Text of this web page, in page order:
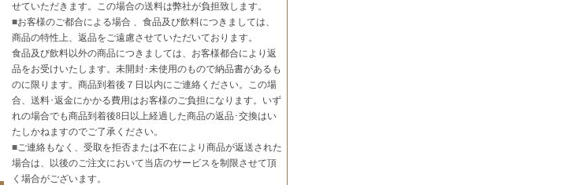
せていただきます。この場合の送料は弊社が負担致します。
■お客様のご都合による場合 、食品及び飲料につきましては、
商品の特性上、返品をご遠慮させていただいております。
食品及び飲料以外の商品につきましては、お客様都合により返
品をお受けいたします。未開封･未使用のもので納品書があるも
のに限ります。商品到着後７日以内にご連絡ください。この場
合、送料･返金にかかる費用はお客様のご負担になります。いず
れの場合でも商品到着後8日以上経過した商品の返品･交換はい
たしかねますのでご了承ください。
■ご連絡もなく、受取を拒否または不在により商品が返送された
場合は、以後のご注文において当店のサービスを制限させて頂
く場合がございます。